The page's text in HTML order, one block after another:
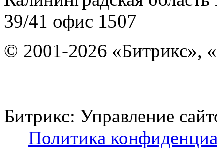
39/41 офис 1507
© 2001-2026 «Битрикс»,
Битрикс: Управление
Политика